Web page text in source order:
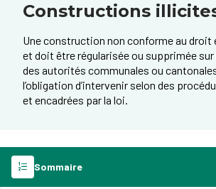
Constructions
Une construction non conforme au droit
et doit être régularisée ou supprimée
des autorités communales ou
l’obligation d’intervenir selon des
et encadrées par la loi.
Sommaire